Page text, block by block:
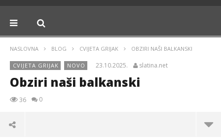
NASLOVNA BLOG CVIJETA GRIJAK OBZIRI NAŠI BALKANSKI
CVIJETA GRIJAK NOVO 23.10.2025. slatina.net
Obziri naši balkanski
36 0